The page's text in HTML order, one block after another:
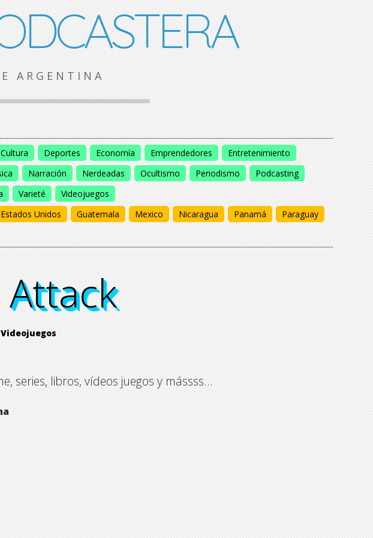
ARGENTINA
Cultura Deportes Economía Emprendedores
Entretenimiento
Narración Nerdeadas Ocultismo Periodismo
Podcasting
Varieté
Videojuegos
Estados Unidos Guatemala Mexico Nicaragua Panamá
Paraguay
Videojuegos
series, libros, vídeos juegos y mássss…